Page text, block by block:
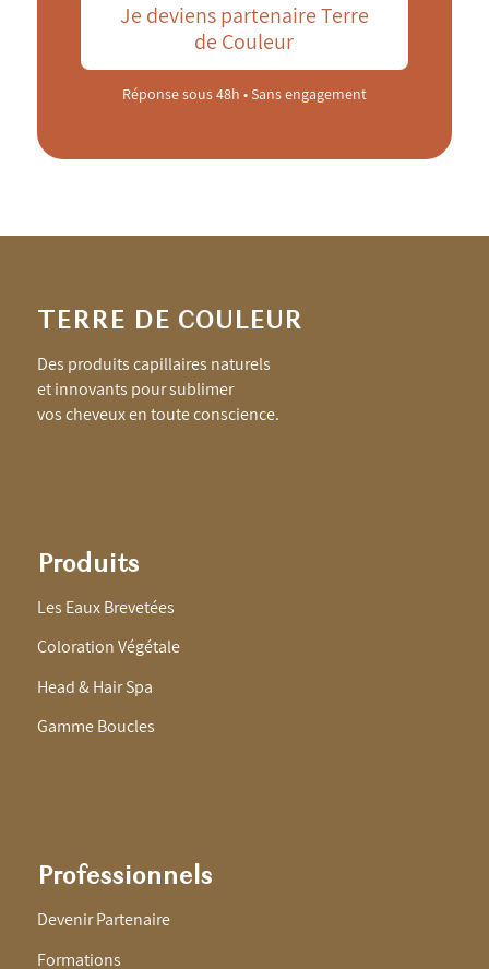
Je deviens partenaire Terre
de Couleur
Réponse sous 48h • Sans engagement
TERRE DE COULEUR
Des produits capillaires naturels
et innovants pour sublimer
vos cheveux en toute conscience.
Produits
Les Eaux Brevetées
Coloration Végétale
Head & Hair Spa
Gamme Boucles
Professionnels
Devenir Partenaire
Formations